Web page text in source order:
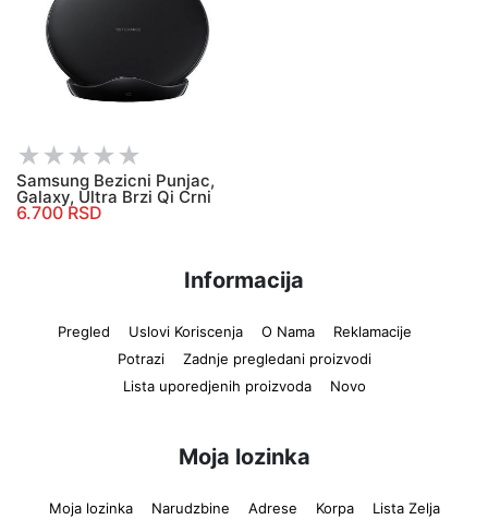
Samsung Bezicni Punjac,
Galaxy, Ultra Brzi Qi Crni
6.700 RSD
Informacija
Pregled Uslovi Koriscenja O Nama
Reklamacije
Potrazi
Zadnje pregledani proizvodi
Lista uporedjenih proizvoda
Novo
Moja lozinka
Moja lozinka Narudzbine Adrese Korpa Lista Zelja